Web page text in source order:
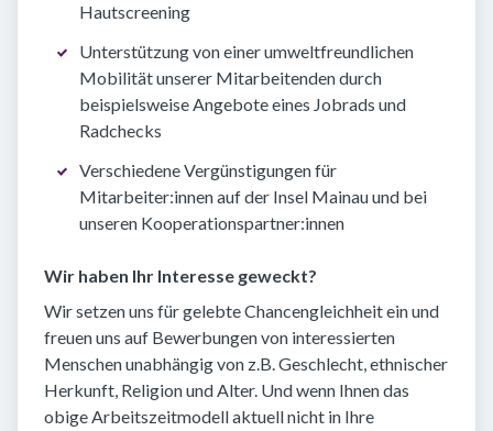
Hautscreening
Unterstützung von einer umweltfreundlichen
Mobilität unserer Mitarbeitenden durch
beispielsweise Angebote eines Jobrads und
Radchecks
Verschiedene Vergünstigungen für
Mitarbeiter:innen auf der Insel Mainau und bei
unseren Kooperationspartner:innen
Wir haben Ihr Interesse geweckt?
Wir setzen uns für gelebte Chancengleichheit ein und
freuen uns auf Bewerbungen von interessierten
Menschen unabhängig von z.B. Geschlecht, ethnischer
Herkunft, Religion und Alter. Und wenn Ihnen das
obige Arbeitszeitmodell aktuell nicht in Ihre